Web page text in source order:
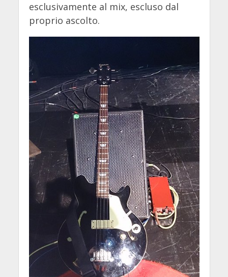
esclusivamente al mix, escluso dal
proprio ascolto.